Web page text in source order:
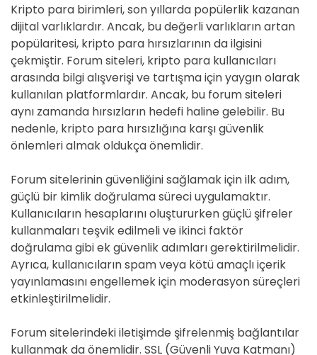
Kripto para birimleri, son yıllarda popülerlik kazanan
dijital varlıklardır. Ancak, bu değerli varlıkların artan
popülaritesi, kripto para hırsızlarının da ilgisini
çekmiştir. Forum siteleri, kripto para kullanıcıları
arasında bilgi alışverişi ve tartışma için yaygın olarak
kullanılan platformlardır. Ancak, bu forum siteleri
aynı zamanda hırsızların hedefi haline gelebilir. Bu
nedenle, kripto para hırsızlığına karşı güvenlik
önlemleri almak oldukça önemlidir.
Forum sitelerinin güvenliğini sağlamak için ilk adım,
güçlü bir kimlik doğrulama süreci uygulamaktır.
Kullanıcıların hesaplarını oluştururken güçlü şifreler
kullanmaları teşvik edilmeli ve ikinci faktör
doğrulama gibi ek güvenlik adımları gerektirilmelidir.
Ayrıca, kullanıcıların spam veya kötü amaçlı içerik
yayınlamasını engellemek için moderasyon süreçleri
etkinleştirilmelidir.
Forum sitelerindeki iletişimde şifrelenmiş bağlantılar
kullanmak da önemlidir. SSL (Güvenli Yuva Katmanı)